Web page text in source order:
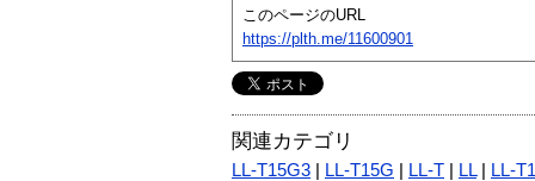
このページのURL
https://plth.me/11600901
関連カテゴリ
LL-T15G3 LL-T15G LL-T LL| LL-